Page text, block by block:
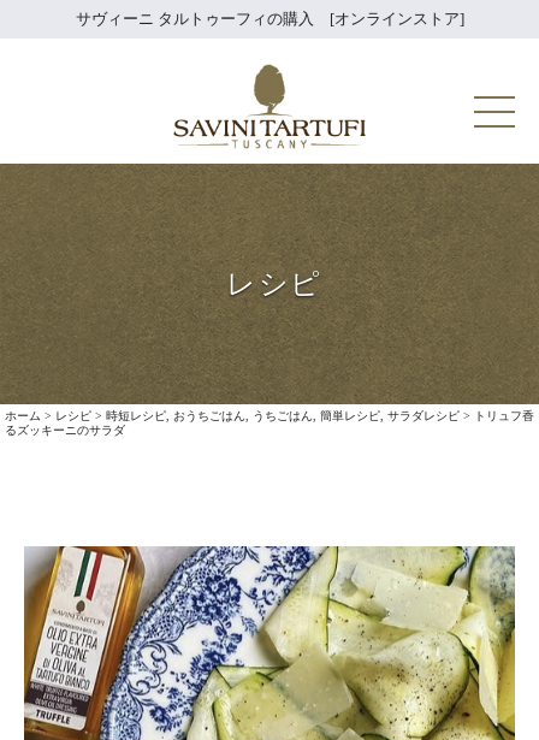
サヴィーニ タルトゥーフィの購入 [オンラインストア]
レシピ
ホーム > レシピ > 時短レシピ おうちごはん うちごはん 簡単レシピ サラダレシピ >
トリュフ香
るズッキーニのサラダ